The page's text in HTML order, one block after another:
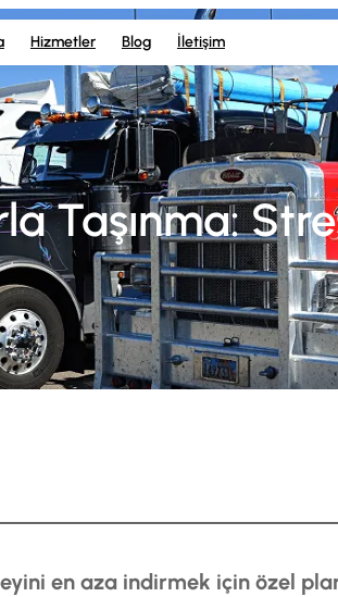
Hizmetler Blog İletişim
Taşınma:
en aza indirmek için özel